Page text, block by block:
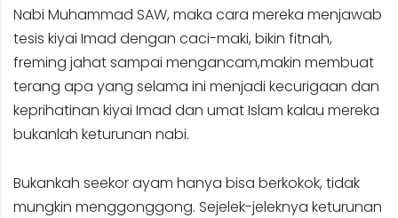
Nabi Muhammad SAW, maka cara mereka menjawab
tesis kiyai Imad dengan caci-maki, bikin fitnah,
freming jahat sampai mengancam,makin membuat
terang apa yang selama ini menjadi kecurigaan dan
keprihatinan kiyai Imad dan umat Islam kalau mereka
bukanlah keturunan nabi.
Bukankah seekor ayam hanya bisa berkokok, tidak
mungkin menggonggong. Sejelek-jeleknya keturunan